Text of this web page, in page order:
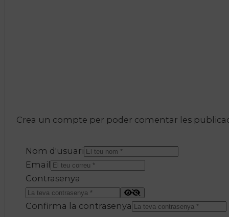
Crea un compte per poder comentar les
Nom d'usuari
Email
Contrasenya
Confirma la contrasenya